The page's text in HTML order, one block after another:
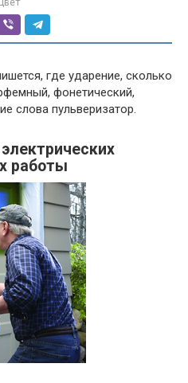
где ударение, сколько
фонетический,
слова пульверизатор.
работы